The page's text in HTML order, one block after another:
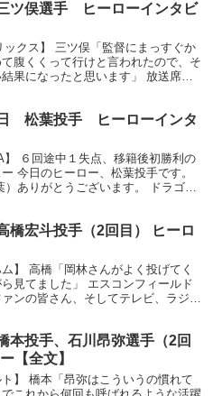
ツ俣選手 ヒーローインタビ
ックス】 三ツ俣「監督にまっすぐか
腹くくって行けと言われたので、そ
果になったと思います」 放送席、
松葉投手 ヒーローインタ
】 ６回途中１失点、移籍後初勝利の
今日のヒーロー、松葉投手です。
ありがとうございます。 ドラゴン
宏斗投手（2回目） ヒーロ
】 高橋「岡林さんがよく投げてく
見てました」 エスコンフィールド
ンの皆さん、そしてテレビ、ラジ
投手、石川昂弥選手（2回
ー【全文】
】 橋本「昂弥はこういうの慣れて